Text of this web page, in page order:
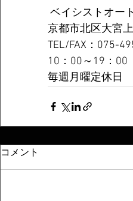
ベイシストオー
京都市北区大宮
TEL/FAX：075-
10：00～19：00
毎週月曜定休日
コメント